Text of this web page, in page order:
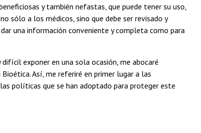
y también nefastas, que puede tener su uso,
sólo a los médicos, sino que debe ser revisado y
una información conveniente y completa como para
exponer en una sola ocasión, me abocaré
Así, me referiré en primer lugar a las
políticas que se han adoptado para proteger este